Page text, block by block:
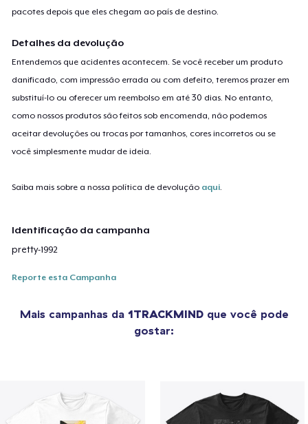
pacotes depois que eles chegam ao país de destino.
Detalhes da devolução
Entendemos que acidentes acontecem. Se você receber um produto
danificado, com impressão errada ou com defeito, teremos prazer em
substituí-lo ou oferecer um reembolso em até 30 dias. No entanto,
como nossos produtos são feitos sob encomenda, não podemos
aceitar devoluções ou trocas por tamanhos, cores incorretos ou se
você simplesmente mudar de ideia.
Saiba mais sobre a nossa política de devolução aqui
Identificação da campanha
pretty-1992
Reporte esta Campanha
Mais campanhas da 1TRACKMINDque você pode
gostar: